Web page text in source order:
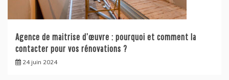
Agence de maitrise d’œuvre : pourquoi et comment la
contacter pour vos rénovations ?
24 juin 2024